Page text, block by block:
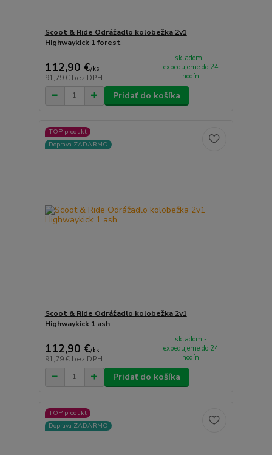
Scoot & Ride Odrážadlo kolobežka 2v1
Highwaykick 1 forest
112,90 €/ks
91,79 € bez DPH
skladom -
expedujeme do 24
hodín
Pridať do košíka
TOP produkt
Doprava ZADARMO
Scoot & Ride Odrážadlo kolobežka 2v1
Highwaykick 1 ash
112,90 €/ks
91,79 € bez DPH
skladom -
expedujeme do 24
hodín
Pridať do košíka
TOP produkt
Doprava ZADARMO